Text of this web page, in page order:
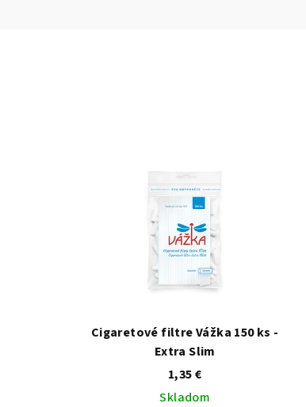
Cigaretové filtre Vážka 150 ks -
Extra Slim
1,35 €
Skladom